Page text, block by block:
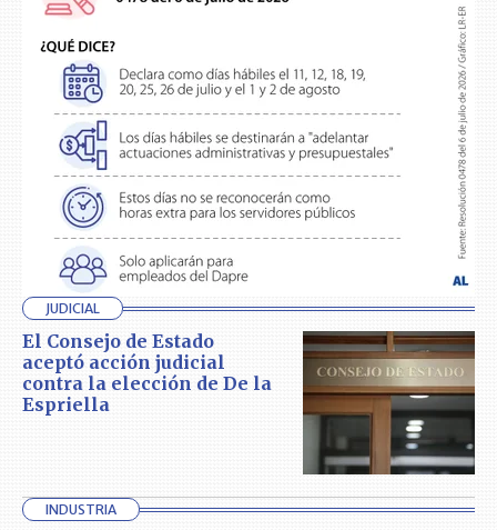
JUDICIAL
El Consejo de Estado
aceptó acción judicial
contra la elección de De la
Espriella
INDUSTRIA